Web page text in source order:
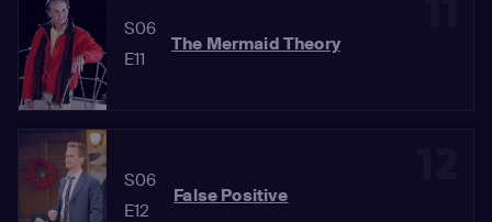
S06
E11
The Mermaid Theory
S06
E12
False Positive